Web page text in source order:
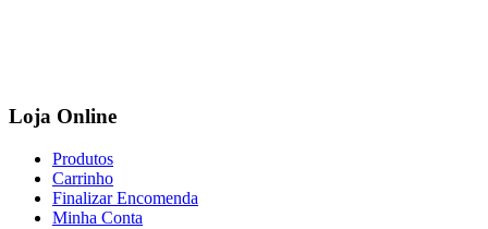
Loja Online
Produtos
Carrinho
Finalizar Encomenda
Minha Conta